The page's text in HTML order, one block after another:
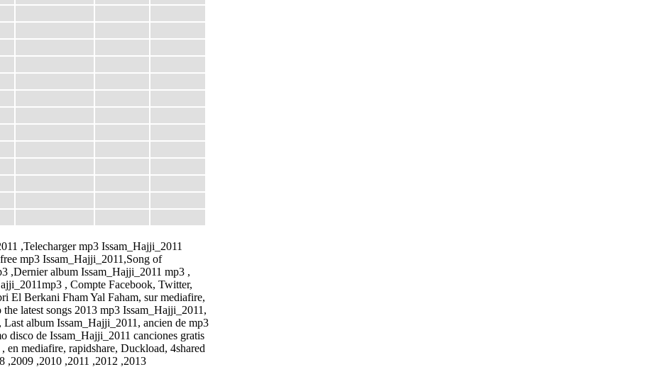
,Telecharger mp3 Issam_Hajji_2011
mp3 Issam_Hajji_2011,Song of
,Dernier album Issam_Hajji_2011 mp3 ,
mp3 , Compte Facebook, Twitter,
El Berkani Fham Yal Faham, sur mediafire,
latest songs 2013 mp3 Issam_Hajji_2011 ,
, Last album Issam_Hajji_2011 , ancien de mp3
disco de Issam_Hajji_2011 canciones gratis
en mediafire, rapidshare, Duckload, 4shared
,2009 ,2010 ,2011 ,2012 ,2013